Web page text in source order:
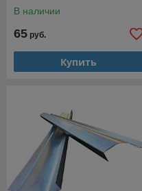
В наличии
65 руб.
Купить